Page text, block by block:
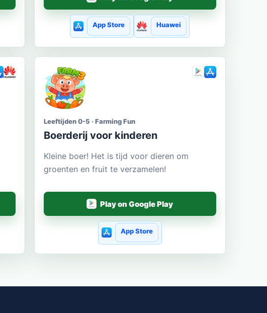
App Store Huawei
Leeftijden 0-5 · Farming Fun
Boerderij voor kinderen
Kleine boer! Het is tijd voor dieren om
groenten en fruit te verzamelen!
Play on Google Play
App Store